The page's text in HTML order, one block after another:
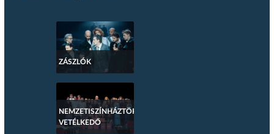
ZÁSZLÓK
NEMZETISZÍNHÁZTÖRTÉNETI
VETÉLKEDŐ